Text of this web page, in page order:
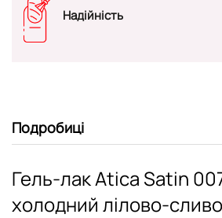
Надійність
Подробиці
Гель-лак Atica Satin
холодний лілово-